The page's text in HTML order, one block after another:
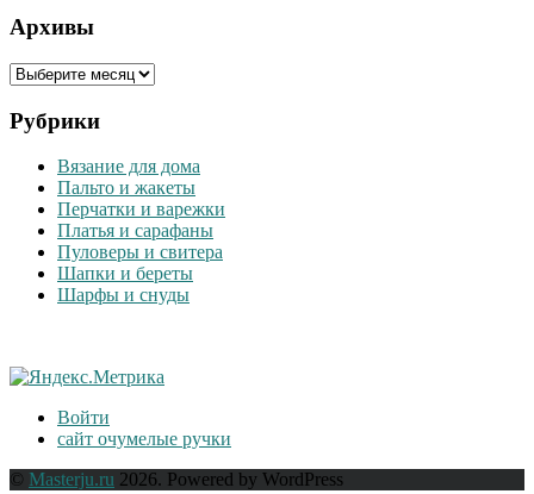
Архивы
Архивы
Рубрики
Вязание для дома
Пальто и жакеты
Перчатки и варежки
Платья и сарафаны
Пуловеры и свитера
Шапки и береты
Шарфы и снуды
Войти
сайт очумелые ручки
© Masterju.ru 2026. Powered by WordPress